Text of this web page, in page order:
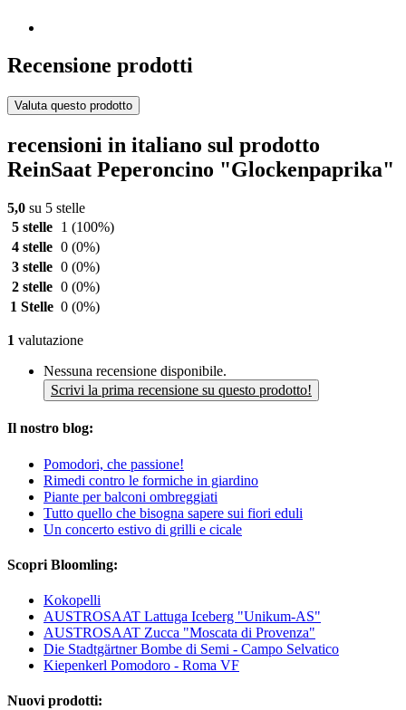
Recensione prodotti
Valuta questo prodotto
recensioni in italiano sul prodotto
ReinSaat Peperoncino "Glockenpaprika"
5,0 su 5 stelle
5 stelle
1 (100%)
4 stelle 0 (0%)
3 stelle 0 (0%)
2 stelle 0 (0%)
1 Stelle 0 (0%)
1 valutazione
Nessuna recensione disponibile.
Scrivi la prima recensione su questo prodotto!
Il nostro blog:
Pomodori, che passione!
Rimedi contro le formiche in giardino
Piante per balconi ombreggiati
Tutto quello che bisogna sapere sui fiori eduli
Un concerto estivo di grilli e cicale
Scopri Bloomling:
Kokopelli
AUSTROSAAT Lattuga Iceberg "Unikum-AS"
AUSTROSAAT Zucca "Moscata di Provenza"
Die Stadtgärtner Bombe di Semi - Campo Selvatico
Kiepenkerl Pomodoro - Roma VF
Nuovi prodotti: